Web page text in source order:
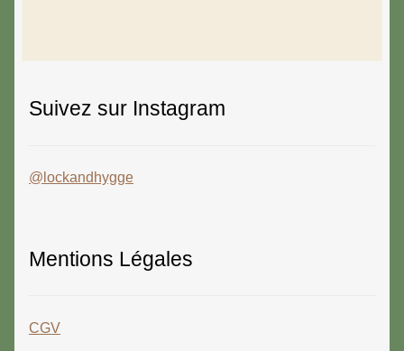
Suivez sur Instagram
@lockandhygge
Mentions Légales
CGV